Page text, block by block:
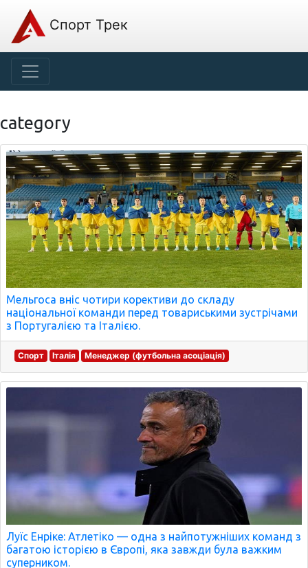
Спорт Трек
category
Мельгоса вніс чотири корективи до складу
національної команди перед товариськими зустрічами
з Португалією та Італією.
Спорт Італія Менеджер (футбольна асоціація)
Луїс Енріке: Атлетіко — одна з найпотужніших команд з
багатою історією в Європі, яка завжди була важким
суперником.